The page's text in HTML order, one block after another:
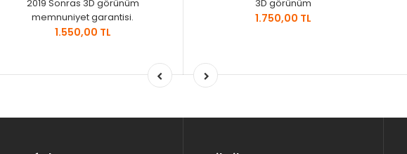
2019 Sonras 3D görünüm
memnuniyet garantisi.
1.550,00 TL
3D görünüm
1.750,00 TL